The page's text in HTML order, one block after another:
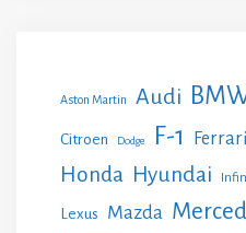
Aston Martin Audi
Citroen Dodge F-1 Ferrari
Honda Hyundai
Lexus Mazda